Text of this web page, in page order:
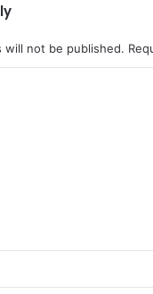
will not be published.